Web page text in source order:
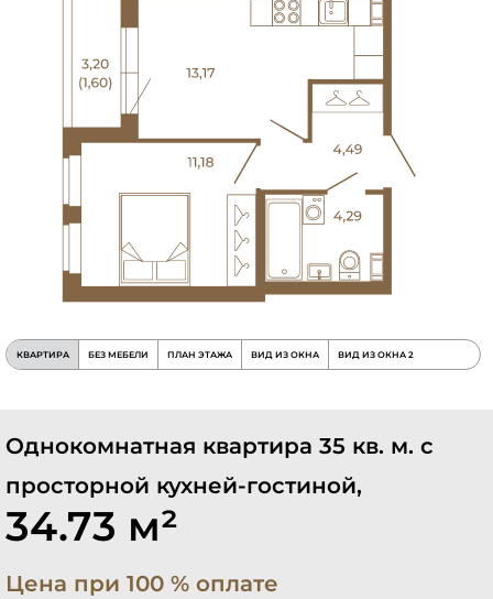
Однокомнатная квартира 35 кв. м. с
просторной кухней-гостиной,
34.73 м²
Цена при 100 % оплате
КВАРТИРА БЕЗ МЕБЕЛИ ПЛАН ЭТАЖА ВИД ИЗ ОКНА ВИД ИЗ ОКНА 2